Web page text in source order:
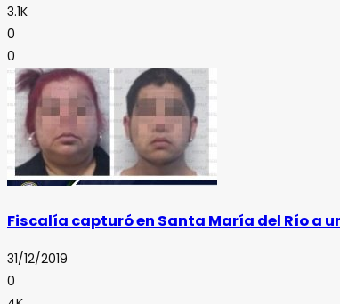
3.1K
0
0
Fiscalía capturó en Santa María del Río a
31/12/2019
0